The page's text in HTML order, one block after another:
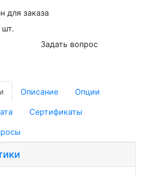
для заказа
Задать вопрос
Описание Опции
Сертификаты